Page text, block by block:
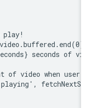
play!
=
seconds of
of video when user